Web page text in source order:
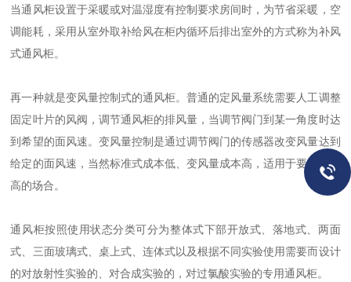
当通风柜设置于采暖或对温湿度有控制要求房间时，为节省采暖，空
调能耗，采用从室外取补给风在柜内循环后排出室外的方式称为补风
式通风柜。
再一种就是变风量控制式的通风柜。普通的定风量系统需要人工调整
固定叶片的风阀，调节通风柜的排风量，当调节阀门到某一角度时达
到希望的面风速。变风量控制是通过调节阀门的传感器改变风量达到
给定的面风速，当然标准式成本低、变风量成本高，适用于要求精度
高的场合。
通风柜按照使用状态分类可分为整体式下部开放式、落地式、两面
式、三面玻璃式、桌上式、连体式以及根据不同实验使用需要而设计
的对放射性实验的、对合成实验的，对过氯酸实验的专用通风柜。